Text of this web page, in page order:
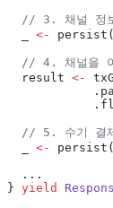
// 3. 채널 정
<- persist(
// 4. 채널을
  result
<-
// 5. 수기 결
<- persist(
  ...
} yield